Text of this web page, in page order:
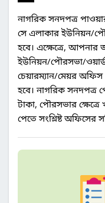
নাগরিক সনদপত্র
সে এলাকার ইউনিয়ন/
হবে। এক্ষেত্রে,
ইউনিয়ন/পৌরসভা/
চেয়ারম্যান/মেয়র অফিস
হবে। নাগরিক সনদপত্র
টাকা, পৌরসভার
পেতে সংশ্লিষ্ট অফিসের